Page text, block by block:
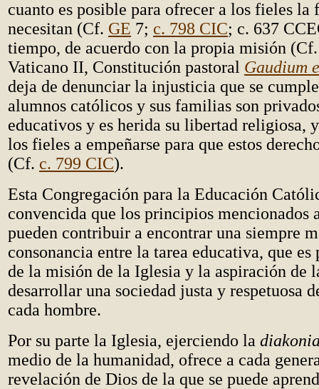
cuanto es posible para ofrecer a los fieles la
necesitan (Cf. GE 7; c. 798 CIC; c. 637
tiempo, de acuerdo con la propia misión
Vaticano II, Constitución pastoral Gaudium
deja de denunciar la injusticia que se
alumnos católicos y sus familias son
educativos y es herida su libertad religiosa,
los fieles a empeñarse para que estos
(Cf. c. 799 CIC).
Esta Congregación para la Educación
convencida que los principios mencionados
pueden contribuir a encontrar una siempre
consonancia entre la tarea educativa, que es
de la misión de la Iglesia y la aspiración de
desarrollar una sociedad justa y respetuosa
cada hombre.
Por su parte la Iglesia, ejerciendo la
medio de la humanidad, ofrece a cada
revelación de Dios de la que se puede